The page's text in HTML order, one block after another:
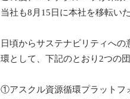
当社も8月15日に本社を移転いた
日頃からサステナビリティへ
環として、下記のとおり2つの
①アスクル資源循環プラットフ